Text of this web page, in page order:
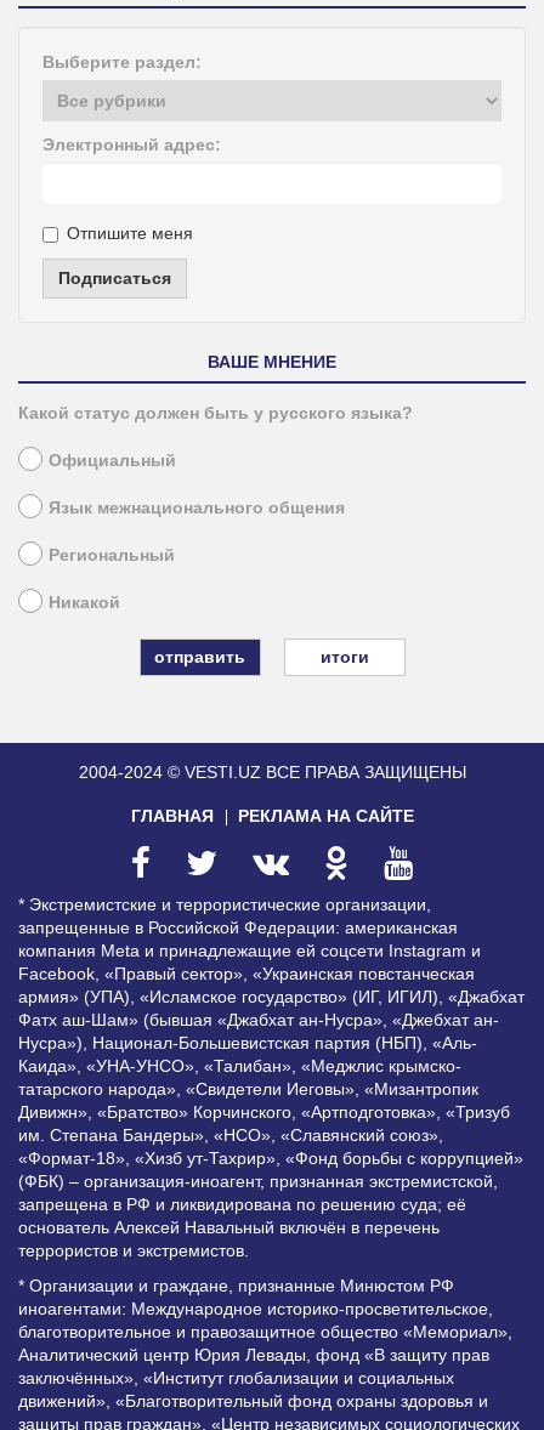
Выберите раздел:
Электронный адрес:
Отпишите меня
Подписаться
ВАШЕ МНЕНИЕ
Какой статус должен быть у русского языка?
Официальный
Язык межнационального общения
Региональный
Никакой
итоги
2004-2024 © VESTI.UZ ВСЕ ПРАВА ЗАЩИЩЕНЫ
ГЛАВНАЯ РЕКЛАМА НА САЙТЕ
* Экстремистские и террористические организации,
запрещенные в Российской Федерации: американская
компания Meta и принадлежащие ей соцсети Instagram и
Facebook, «Правый сектор», «Украинская повстанческая
армия» (УПА), «Исламское государство» (ИГ, ИГИЛ), «Джабхат
Фатх аш-Шам» (бывшая «Джабхат ан-Нусра», «Джебхат ан-
Нусра»), Национал-Большевистская партия (НБП), «Аль-
Каида», «УНА-УНСО», «Талибан», «Меджлис крымско-
татарского народа», «Свидетели Иеговы», «Мизантропик
Дивижн», «Братство» Корчинского, «Артподготовка», «Тризуб
им. Степана Бандеры», «НСО», «Славянский союз»,
«Формат-18», «Хизб ут-Тахрир», «Фонд борьбы с коррупцией»
(ФБК) – организация-иноагент, признанная экстремистской,
запрещена в РФ и ликвидирована по решению суда; её
основатель Алексей Навальный включён в перечень
террористов и экстремистов.
* Организации и граждане, признанные Минюстом РФ
иноагентами: Международное историко-просветительское,
благотворительное и правозащитное общество «Мемориал»,
Аналитический центр Юрия Левады, фонд «В защиту прав
заключённых», «Институт глобализации и социальных
движений», «Благотворительный фонд охраны здоровья и
защиты прав граждан», «Центр независимых социологических